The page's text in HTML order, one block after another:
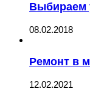
Выбираем
08.02.2018
Ремонт в
12.02.2021